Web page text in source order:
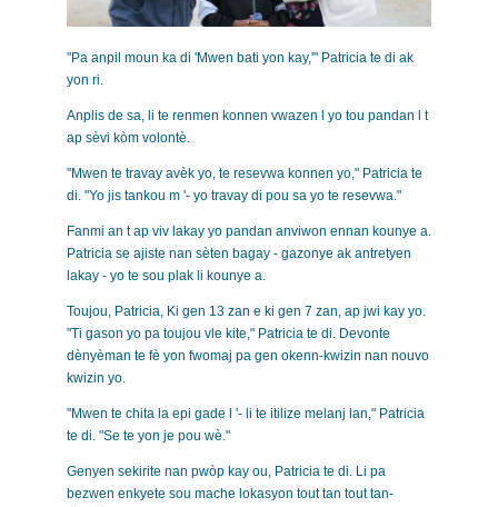
"Pa anpil moun ka di 'Mwen bati yon kay,'" Patricia te di ak
yon ri.
Anplis de sa, li te renmen konnen vwazen l yo tou pandan l t
ap sèvi kòm volontè.
"Mwen te travay avèk yo, te resevwa konnen yo," Patricia te
di. "Yo jis tankou m '- yo travay di pou sa yo te resevwa."
Fanmi an t ap viv lakay yo pandan anviwon ennan kounye a.
Patricia se ajiste nan sèten bagay - gazonye ak antretyen
lakay - yo te sou plak li kounye a.
Toujou, Patricia, Ki gen 13 zan e ki gen 7 zan, ap jwi kay yo.
"Ti gason yo pa toujou vle kite," Patricia te di. Devonte
dènyèman te fè yon fwomaj pa gen okenn-kwizin nan nouvo
kwizin yo.
"Mwen te chita la epi gade l '- li te itilize melanj lan," Patricia
te di. "Se te yon je pou wè."
Genyen sekirite nan pwòp kay ou, Patricia te di. Li pa
bezwen enkyete sou mache lokasyon tout tan tout tan-